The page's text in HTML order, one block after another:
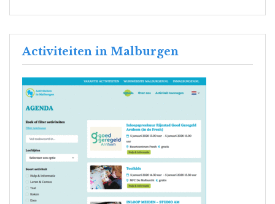
Activiteiten in Malburgen